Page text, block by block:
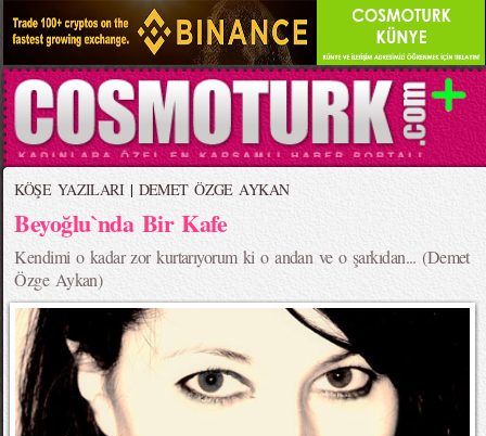
KÖŞE YAZILARI| DEMET ÖZGE AYKAN
Beyoğlu`nda Bir Kafe
Kendimi o kadar zor kurtarıyorum ki o andan ve o şarkıdan... (Demet
Özge Aykan)